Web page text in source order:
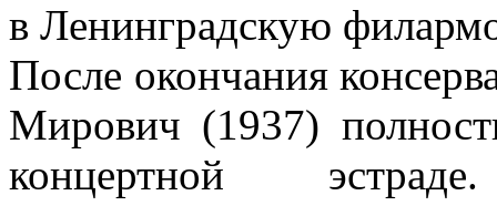
в Ленинградскую
После окончания
Мирович (1937)
концертной